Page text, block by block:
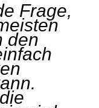
Frage,
den